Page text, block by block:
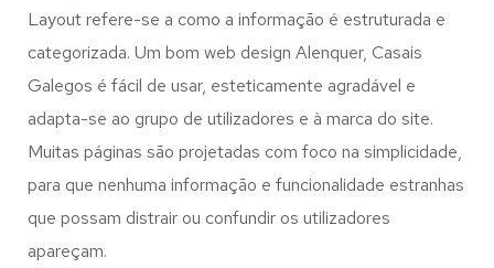
Layout refere-se a como a informação é estruturada e
categorizada. Um bom web design Alenquer, Casais
Galegos é fácil de usar, esteticamente agradável e
adapta-se ao grupo de utilizadores e à marca do site.
Muitas páginas são projetadas com foco na simplicidade,
para que nenhuma informação e funcionalidade estranhas
que possam distrair ou confundir os utilizadores
apareçam.